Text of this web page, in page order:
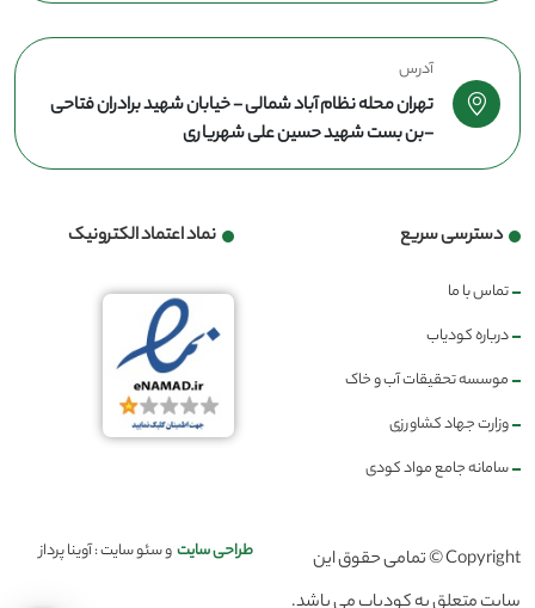
آدرس
تهران محله نظام آباد شمالی - خیابان شهید برادران فتاحی
-بن بست شهید حسین علی شهریاری
دسترسی سریع
تماس با ما
درباره کودیاب
موسسه تحقیقات آب و خاک
وزارت جهاد کشاورزی
سامانه جامع مواد کودی
نماد اعتماد الکترونیک
Copyright © تمامی حقوق این
طراحی سایتو سئو سایت : آوینا پرداز